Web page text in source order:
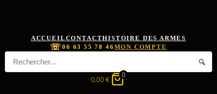
ACCUEIL CONTACTHISTOIRE DES ARMES
☏06 63 55 78 46 MON COMPTE
0,00 €
0